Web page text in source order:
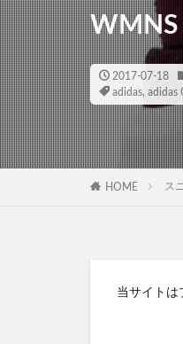
WMNS
2017-07-18
adidas, adidas
HOME ス
当サイトは